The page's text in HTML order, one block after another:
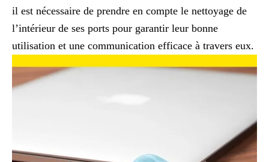
il est nécessaire de prendre en compte le nettoyage de
l’intérieur de ses ports pour garantir leur bonne
utilisation et une communication efficace à travers eux.